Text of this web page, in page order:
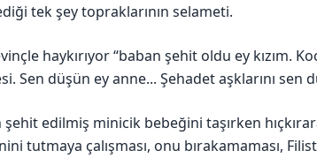
tek şey topraklarının selameti.
haykırıyor “baban şehit oldu ey kızım.
Sen düşün ey anne... Şehadet aşklarını sen
edilmiş minicik bebeğini taşırken
tutmaya çalışması, onu bırakamaması,